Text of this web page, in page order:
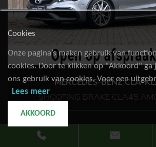
MERCEDES-BENZ CLA-
SHOOTING BRAKE CLA45
Cookies
Onze pagina’s maken gebruik van
cookies. Door te klikken op "Akkoord" ga
ons gebruik van cookies. Voor een
Lees meer
AKKOORD